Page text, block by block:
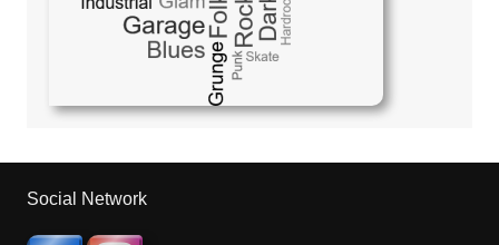
Social Network